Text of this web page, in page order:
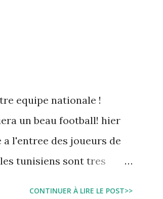
equipe nationale !
un beau football! hier
l'entree des joueurs de
tunisiens sont tres
CONTINUER À LIRE LE POST>>